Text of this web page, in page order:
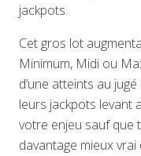
jackpots.
Cet gros lot
Minimum, Midi ou
d’une atteints au
leurs jackpots levant
votre enjeu sauf que
davantage mieux